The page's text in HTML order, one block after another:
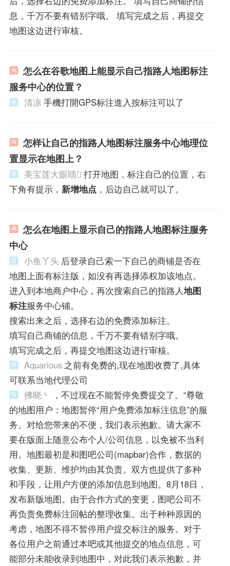
息，千万不要有错别字哦。 填写完成之后，再提交
地图这边进行审核。
怎么在谷歌地图上能显示自己指路人地图标注
服务中心的位置？
清凉 手機打開GPS标注進入按标注可以了
怎样让自己的指路人地图标注服务中心地理位
置显示在地图上？
美宝莲大眼睛 打开地图，标注自己的位置，右
下角有提示， 新增地点 ，后边自己就可以了。
怎么在地图上显示自己的指路人地图标注服务
中心
小鱼丫头 后登录自己索一下自己的商铺是否在
地图上面有标注版，如没有再选择添权加该地点。
进入到本地商户中心，再次搜索自己的指路人地图
标注服务中心铺。
搜索出来之后，选择右边的免费添加标注。
填写自己商铺的信息，千万不要有错别字哦。
填写完成之后，再提交地图这边进行审核。
Aquarious 之前有免费的,现在地图收费了,具体
可联系当地代理公司
拂晓丶
，不过现在不能暂停免费提交了。“尊敬
的地图用户：地图暂停“用户免费添加标注信息”的服
务。对给您带来的不便，我们表示抱歉。请大家不
要在版面上随意公布个人/公司信息，以免被不当利
用。地图最初是和图吧公司(mapbar)合作，数据的
收集、更新、维护均由其负责。双方也提供了多种
和手段，让用户方便的添加信息到地图。8月18日，
发布新版地图。由于合作方式的变更，图吧公司不
再负责免费标注回帖的整理收集。出于种种原因的
考虑，地图不得不暂停用户提交标注的服务。对于
各位用户之前通过本吧或其他提交的地点信息，可
能部分未能收录到地图中，对此我们表示抱歉，并